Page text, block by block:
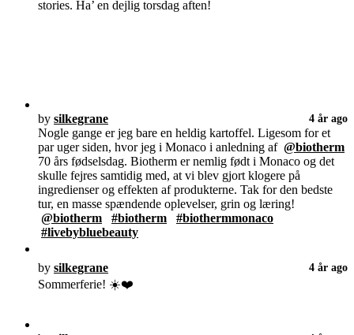
stories. Ha’ en dejlig torsdag aften!
by silkegrane 4 år ago
Nogle gange er jeg bare en heldig kartoffel. Ligesom for et
par uger siden, hvor jeg i Monaco i anledning af @biotherm
70 års fødselsdag. Biotherm er nemlig født i Monaco og det
skulle fejres samtidig med, at vi blev gjort klogere på
ingredienser og effekten af produkterne. Tak for den bedste
tur, en masse spændende oplevelser, grin og læring!
@biotherm
#biotherm
#biothermmonaco
#livebybluebeauty
by silkegrane 4 år ago
Sommerferie! ☀️❤️